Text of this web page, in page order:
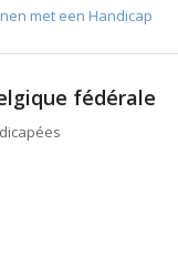
met een Handicap
fédérale